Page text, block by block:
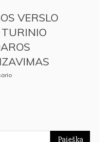
VERSLO